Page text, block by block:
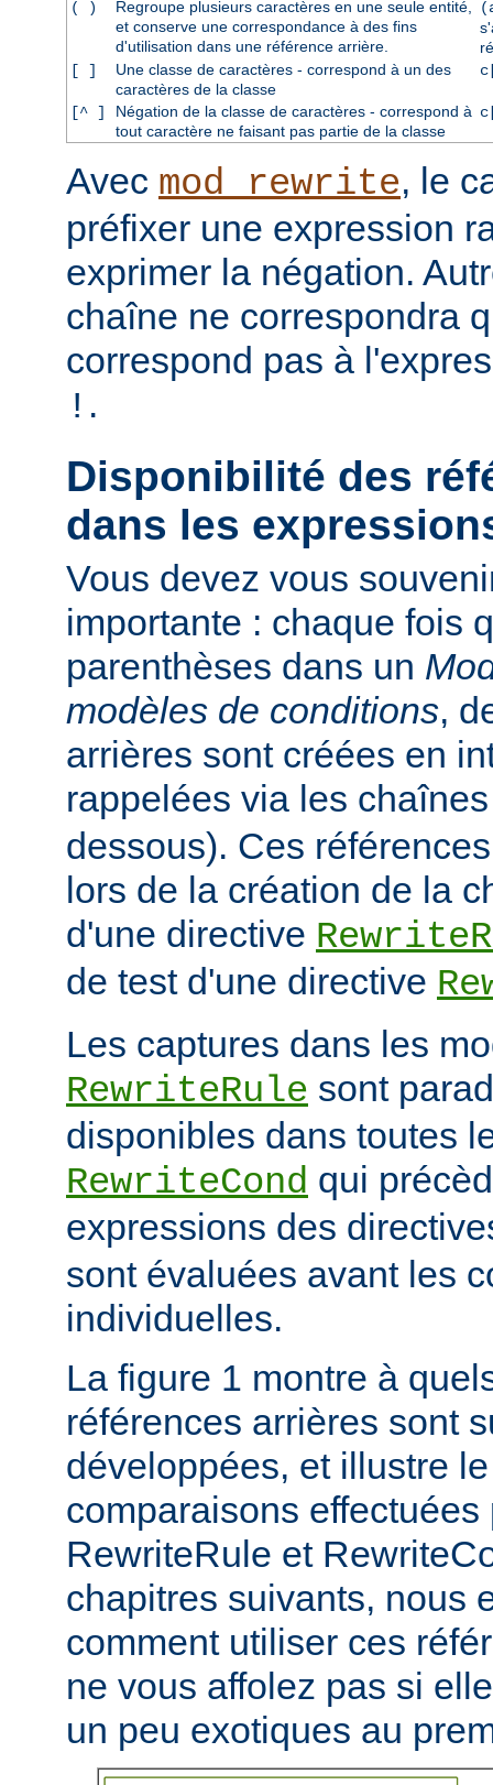
( )
Regroupe plusieurs caractères en une seule entité,
et conserve une correspondance à des fins
d'utilisation dans une référence arrière.
[ ]
Une classe de caractères - correspond à un des
caractères de la classe
[^ ]
Négation de la classe de caractères - correspond à
tout caractère ne faisant pas partie de la classe
Avec mod_rewrite, le
préfixer une expression
exprimer la négation.
chaîne ne correspondra
correspond pas à
! .
Disponibilité des
dans les
Vous devez vous
importante : chaque fois
parenthèses dans un
modèles de conditions,
arrières sont créées en
rappelées via les
dessous). Ces
lors de la création de la
d'une directive
de test d'une directive
Les captures dans les
RewriteRule sont
disponibles dans toutes
RewriteCond qui
expressions des
sont évaluées avant les
individuelles.
La figure 1 montre à
références arrières sont
développées, et illustre
comparaisons
RewriteRule et
chapitres suivants, nous
comment utiliser ces
ne vous affolez pas si
un peu exotiques au